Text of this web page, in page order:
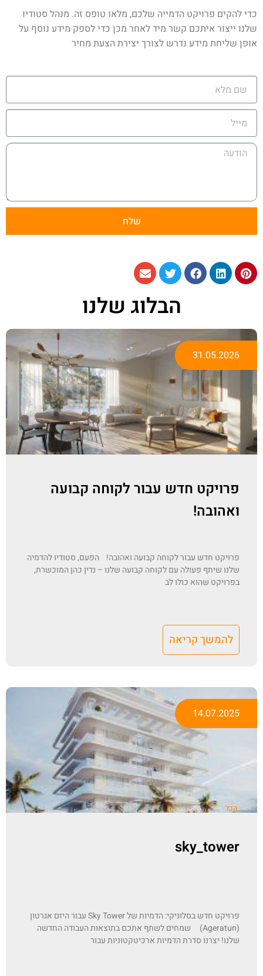
כדי להקים פרויקט הדמייה שלכם, מלאו טופס זה. מנהל סטודיו
שלנו ייצור איתכם קשר מיד לאחר מכן כדי לספק מידע נוסף על
אופן שליחת מידע נדרש לצורך יצירת הצעת מחיר
שלח
הבלוג שלנו
הכל
פרויקט חדש עבור לקוחה קבועה
ואהובה!
פרויקט חדש עבור לקוחה קבועה ואהובה! הפעם, סטודיו להדמיה
שלנו שיתף פעולה עם לקוחה קבועה שלנו – נדין כהן המוכשרת,
בפרויקט שהוא כולו לב
להמשך קריאה
31.05.2026
הכל
sky_tower
פרויקט חדש בסלוניקי: הדמיות של Sky Tower עבור היזם אגרטון
(Ageratun) שמחים לשתף אתכם בתוצאות העבודה החדשה
שלנו! יצרנו סדרת הדמיות ארכיטקטוניות עבור
14.07.2025